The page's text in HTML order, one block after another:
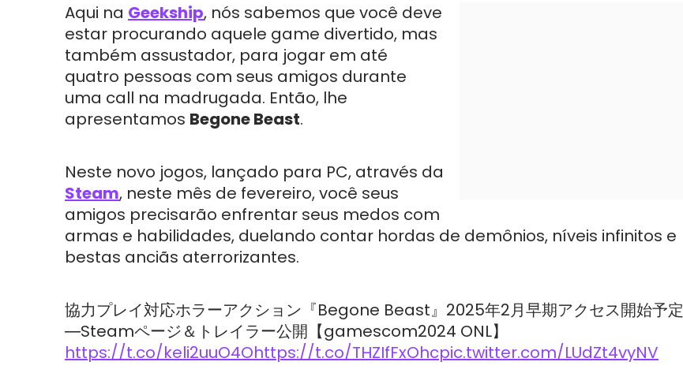
Aqui na Geekship, nós sabemos que você deve
estar procurando aquele game divertido, mas
também assustador, para jogar em até
quatro pessoas com seus amigos durante
uma call na madrugada. Então, lhe
apresentamos Begone Beast.
Neste novo jogos, lançado para PC, através da
Steam, neste mês de fevereiro, você seus
amigos precisarão enfrentar seus medos com
armas e habilidades, duelando contar hordas de demônios, níveis infinitos e
bestas anciãs aterrorizantes.
協力プレイ対応ホラーアクション『Begone Beast』2025年2月早期アクセス開始予定
―Steamページ＆トレイラー公開【gamescom2024 ONL】
https://t.co/keli2uuO4Ohttps://t.co/THZIfFxOhcpic.twitter.com/LUdZt4vyNV